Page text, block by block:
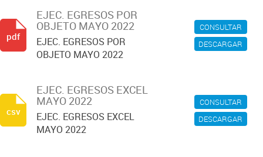
CONSULTAR
DESCARGAR
EJEC. EGRESOS POR
OBJETO MAYO 2022
EJEC. EGRESOS POR
OBJETO MAYO 2022
pdf
CONSULTAR
DESCARGAR
EJEC. EGRESOS EXCEL
MAYO 2022
EJEC. EGRESOS EXCEL
MAYO 2022
csv